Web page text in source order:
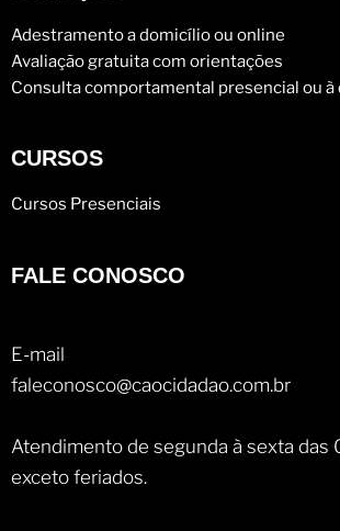
Adestramento a domicílio ou online
Avaliação gratuita com orientações
Consulta comportamental presencial ou à
CURSOS
Cursos Presenciais
FALE CONOSCO
E-mail
faleconosco@caocidadao.com.br
Atendimento de segunda à sexta das
exceto feriados.